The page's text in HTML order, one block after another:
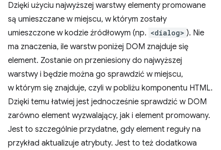
Dzięki użyciu najwyższej warstwy elementy promowane
są umieszczane w miejscu, w którym zostały
umieszczone w kodzie źródłowym (np. <dialog> ). Nie
ma znaczenia, ile warstw poniżej DOM znajduje się
element. Zostanie on przeniesiony do najwyższej
warstwy i będzie można go sprawdzić w miejscu,
w którym się znajduje, czyli w pobliżu komponentu HTML.
Dzięki temu łatwiej jest jednocześnie sprawdzić w DOM
zarówno element wyzwalający, jak i element promowany.
Jest to szczególnie przydatne, gdy element reguły na
przykład aktualizuje atrybuty. Jest to też dodatkowa